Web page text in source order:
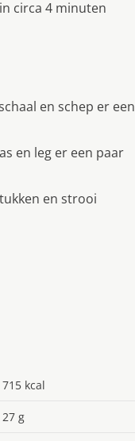
circa 4 minuten
en schep er een
en leg er een paar
en strooi
715 kcal
27 g